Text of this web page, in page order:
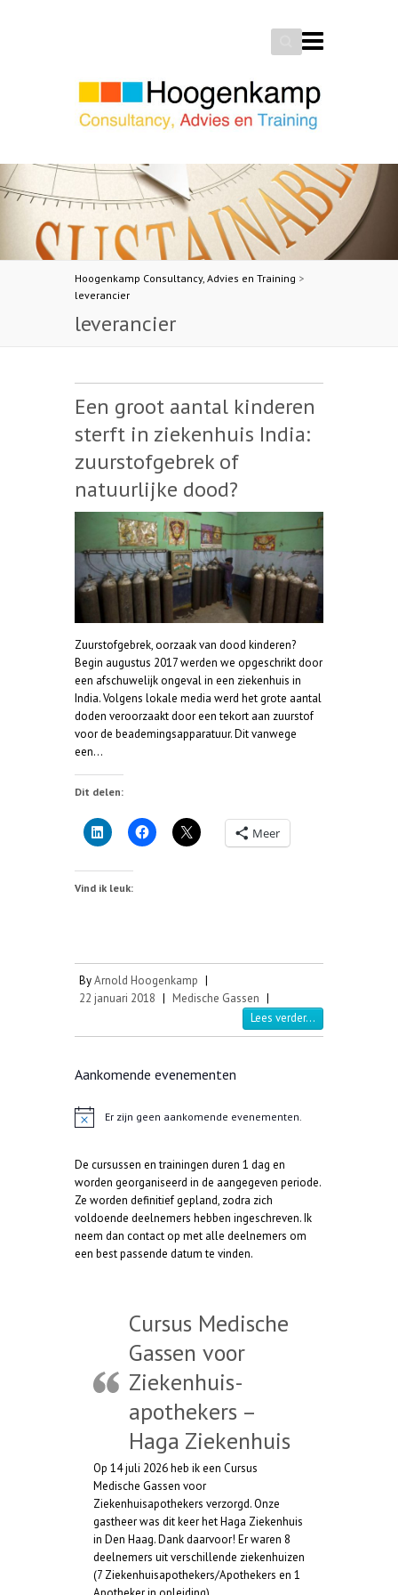
Search
Hoogenkamp Consultancy, Advies en Training >
leverancier
leverancier
Een groot aantal kinderen
sterft in ziekenhuis India:
zuurstofgebrek of
natuurlijke dood?
Zuurstofgebrek, oorzaak van dood kinderen?
Begin augustus 2017 werden we opgeschrikt door
een afschuwelijk ongeval in een ziekenhuis in
India. Volgens lokale media werd het grote aantal
doden veroorzaakt door een tekort aan zuurstof
voor de beademingsapparatuur. Dit vanwege
een…
Dit delen:
Meer
Vind ik leuk:
ByArnold Hoogenkamp |
22 januari 2018 | Medische Gassen |
Lees verder...
Aankomende evenementen
c
h
t
Er zijn geen aankomende evenementen.
De cursussen en trainingen duren 1 dag en
worden georganiseerd in de aangegeven periode.
Ze worden definitief gepland, zodra zich
voldoende deelnemers hebben ingeschreven. Ik
neem dan contact op met alle deelnemers om
een best passende datum te vinden.
Cursus Medische
Gassen voor
Ziekenhuis-
apothekers –
Haga Ziekenhuis
Op 14 juli 2026 heb ik een Cursus
Medische Gassen voor
Ziekenhuisapothekers verzorgd. Onze
gastheer was dit keer het Haga Ziekenhuis
in Den Haag. Dank daarvoor! Er waren 8
deelnemers uit verschillende ziekenhuizen
(7 Ziekenhuisapothekers/Apothekers en 1